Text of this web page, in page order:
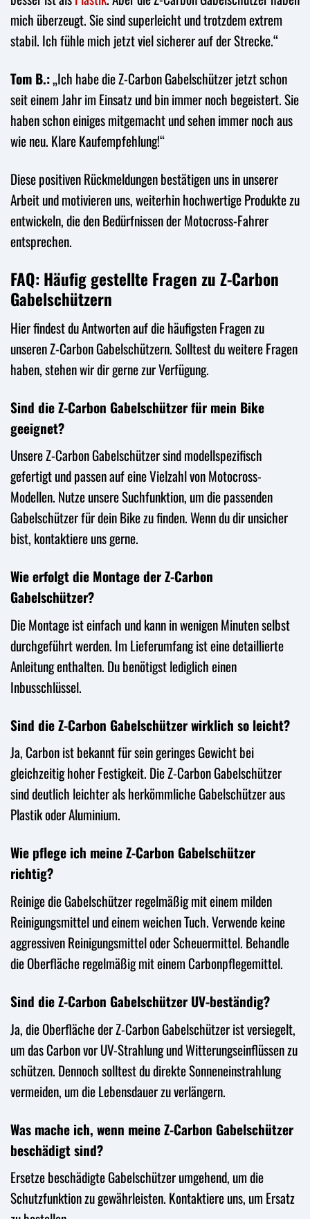
mich überzeugt. Sie sind superleicht und trotzdem extrem
stabil. Ich fühle mich jetzt viel sicherer auf der Strecke.“
Tom B.:„Ich habe die Z-Carbon Gabelschützer jetzt schon
seit einem Jahr im Einsatz und bin immer noch begeistert. Sie
haben schon einiges mitgemacht und sehen immer noch aus
wie neu. Klare Kaufempfehlung!“
Diese positiven Rückmeldungen bestätigen uns in unserer
Arbeit und motivieren uns, weiterhin hochwertige Produkte zu
entwickeln, die den Bedürfnissen der Motocross-Fahrer
entsprechen.
FAQ: Häufig gestellte Fragen zu Z-Carbon
Gabelschützern
Hier findest du Antworten auf die häufigsten Fragen zu
unseren Z-Carbon Gabelschützern. Solltest du weitere Fragen
haben, stehen wir dir gerne zur Verfügung.
Sind die Z-Carbon Gabelschützer für mein Bike
geeignet?
Unsere Z-Carbon Gabelschützer sind modellspezifisch
gefertigt und passen auf eine Vielzahl von Motocross-
Modellen. Nutze unsere Suchfunktion, um die passenden
Gabelschützer für dein Bike zu finden. Wenn du dir unsicher
bist, kontaktiere uns gerne.
Wie erfolgt die Montage der Z-Carbon
Gabelschützer?
Die Montage ist einfach und kann in wenigen Minuten selbst
durchgeführt werden. Im Lieferumfang ist eine detaillierte
Anleitung enthalten. Du benötigst lediglich einen
Inbusschlüssel.
Sind die Z-Carbon Gabelschützer wirklich so leicht?
Ja, Carbon ist bekannt für sein geringes Gewicht bei
gleichzeitig hoher Festigkeit. Die Z-Carbon Gabelschützer
sind deutlich leichter als herkömmliche Gabelschützer aus
Plastik oder Aluminium.
Wie pflege ich meine Z-Carbon Gabelschützer
richtig?
Reinige die Gabelschützer regelmäßig mit einem milden
Reinigungsmittel und einem weichen Tuch. Verwende keine
aggressiven Reinigungsmittel oder Scheuermittel. Behandle
die Oberfläche regelmäßig mit einem Carbonpflegemittel.
Sind die Z-Carbon Gabelschützer UV-beständig?
Ja, die Oberfläche der Z-Carbon Gabelschützer ist versiegelt,
um das Carbon vor UV-Strahlung und Witterungseinflüssen zu
schützen. Dennoch solltest du direkte Sonneneinstrahlung
vermeiden, um die Lebensdauer zu verlängern.
Was mache ich, wenn meine Z-Carbon Gabelschützer
beschädigt sind?
Ersetze beschädigte Gabelschützer umgehend, um die
Schutzfunktion zu gewährleisten. Kontaktiere uns, um Ersatz